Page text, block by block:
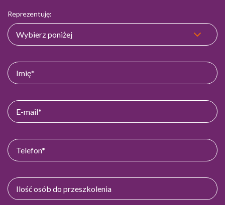
Reprezentuję: